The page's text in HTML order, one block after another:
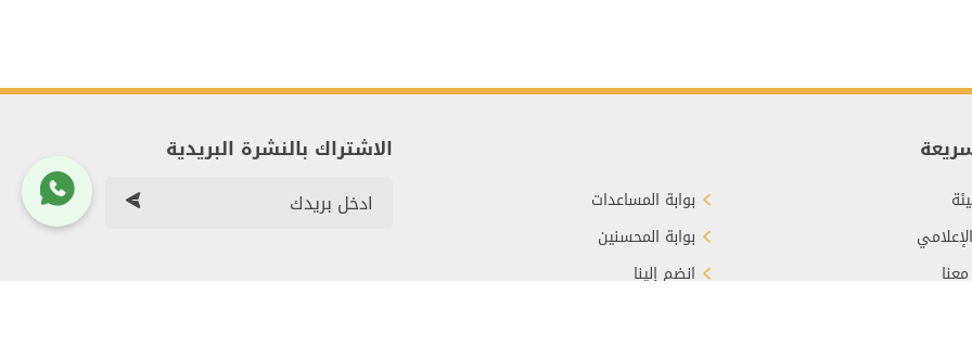
بوابة المساعدات
بوابة المحسنين
انضم إلينا
الاشتراك بالنشرة البريدية